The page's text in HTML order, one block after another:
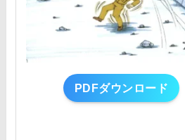
PDFダウンロード